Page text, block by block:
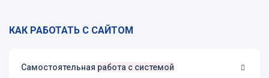
КАК РАБОТАТЬ С САЙТОМ
Самостоятельная работа с системой